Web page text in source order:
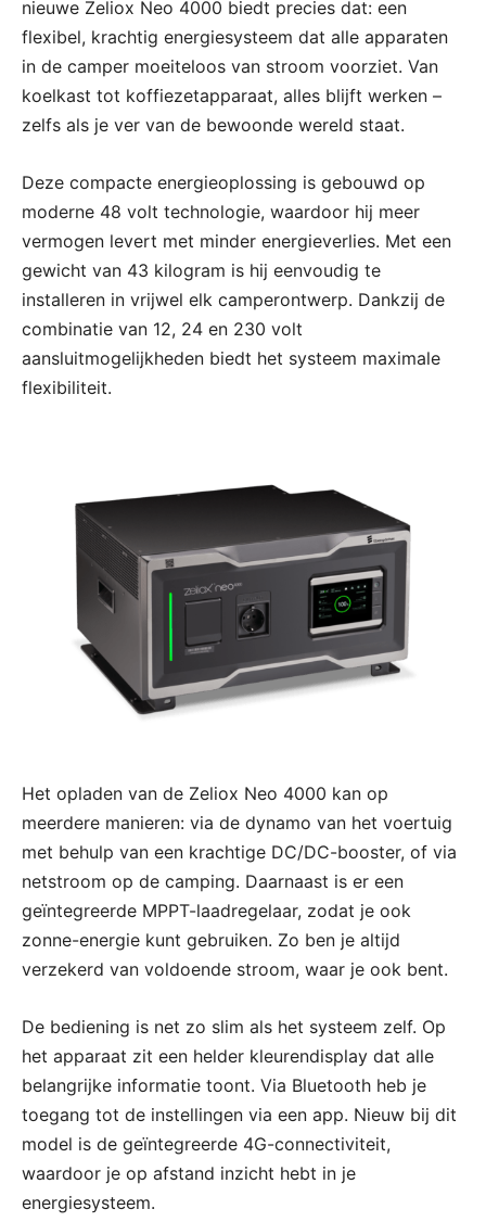
nieuwe Zeliox Neo 4000 biedt precies dat: een
flexibel, krachtig energiesysteem dat alle apparaten
in de camper moeiteloos van stroom voorziet. Van
koelkast tot koffiezetapparaat, alles blijft werken –
zelfs als je ver van de bewoonde wereld staat.
Deze compacte energieoplossing is gebouwd op
moderne 48 volt technologie, waardoor hij meer
vermogen levert met minder energieverlies. Met een
gewicht van 43 kilogram is hij eenvoudig te
installeren in vrijwel elk camperontwerp. Dankzij de
combinatie van 12, 24 en 230 volt
aansluitmogelijkheden biedt het systeem maximale
flexibiliteit.
Het opladen van de Zeliox Neo 4000 kan op
meerdere manieren: via de dynamo van het voertuig
met behulp van een krachtige DC/DC-booster, of via
netstroom op de camping. Daarnaast is er een
geïntegreerde MPPT-laadregelaar, zodat je ook
zonne-energie kunt gebruiken. Zo ben je altijd
verzekerd van voldoende stroom, waar je ook bent.
De bediening is net zo slim als het systeem zelf. Op
het apparaat zit een helder kleurendisplay dat alle
belangrijke informatie toont. Via Bluetooth heb je
toegang tot de instellingen via een app. Nieuw bij dit
model is de geïntegreerde 4G-connectiviteit,
waardoor je op afstand inzicht hebt in je
energiesysteem.